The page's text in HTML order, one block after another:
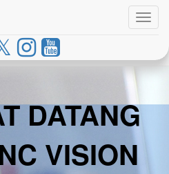
DATANG
VISION